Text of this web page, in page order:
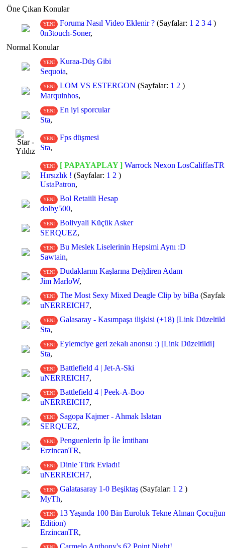
Öne Çıkan Konular
YENİ Foruma Nasıl Video Eklenir ? (Sayfalar: 1 2 3 4 )
0n3touch-Soner,
Normal Konular
YENİ
Kuraa-Düş Gibi
Sequoia,
YENİ LOM VS ESTERGON (Sayfalar: 1 2 )
Marquinhos,
YENİ
En iyi sporcular
Sta,
YENİ
Fps düşmesi
Sta,
YENİ [ PAPAYAPLAY ] Warrock Nexon LosCaliffasTR
Hırsızlık ! (Sayfalar: 1 2 )
UstaPatron,
YENİ
Bol Retaiili Hesap
dolby500,
YENİ
Bolivyali Küçük Asker
SERQUEZ,
YENİ
Bu Meslek Liselerinin Hepsimi Aynı :D
Sawtain,
YENİ
Dudaklarını Kaşlarına Değdiren Adam
Jim MarloW,
YENİ The Most Sexy Mixed Deagle Clip by biBa
uNERREICH7,
YENİ
Galasaray - Kasımpaşa ilişkisi (+18) [Link
Sta,
YENİ
Eylemciye geri zekalı anonsu :) [Link Düzeltildi]
Sta,
YENİ
Battlefield 4 | Jet-A-Ski
uNERREICH7,
YENİ
Battlefield 4 | Peek-A-Boo
uNERREICH7,
YENİ
Sagopa Kajmer - Ahmak Islatan
SERQUEZ,
YENİ
Penguenlerin İp İle İmtihanı
ErzincanTR,
YENİ
Dinle Türk Evladı!
uNERREICH7,
YENİ Galatasaray 1-0 Beşiktaş (Sayfalar: 1 2 )
MyTh,
YENİ
13 Yaşında 100 Bin Euroluk Tekne Alınan
Edition)
ErzincanTR,